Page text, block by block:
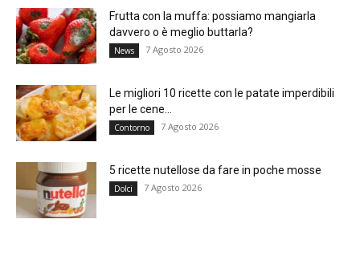
Frutta con la muffa: possiamo mangiarla
davvero o è meglio buttarla?
News 7 Agosto 2026
Le migliori 10 ricette con le patate imperdibili
per le cene...
Contorno 7 Agosto 2026
5 ricette nutellose da fare in poche mosse
Dolci 7 Agosto 2026